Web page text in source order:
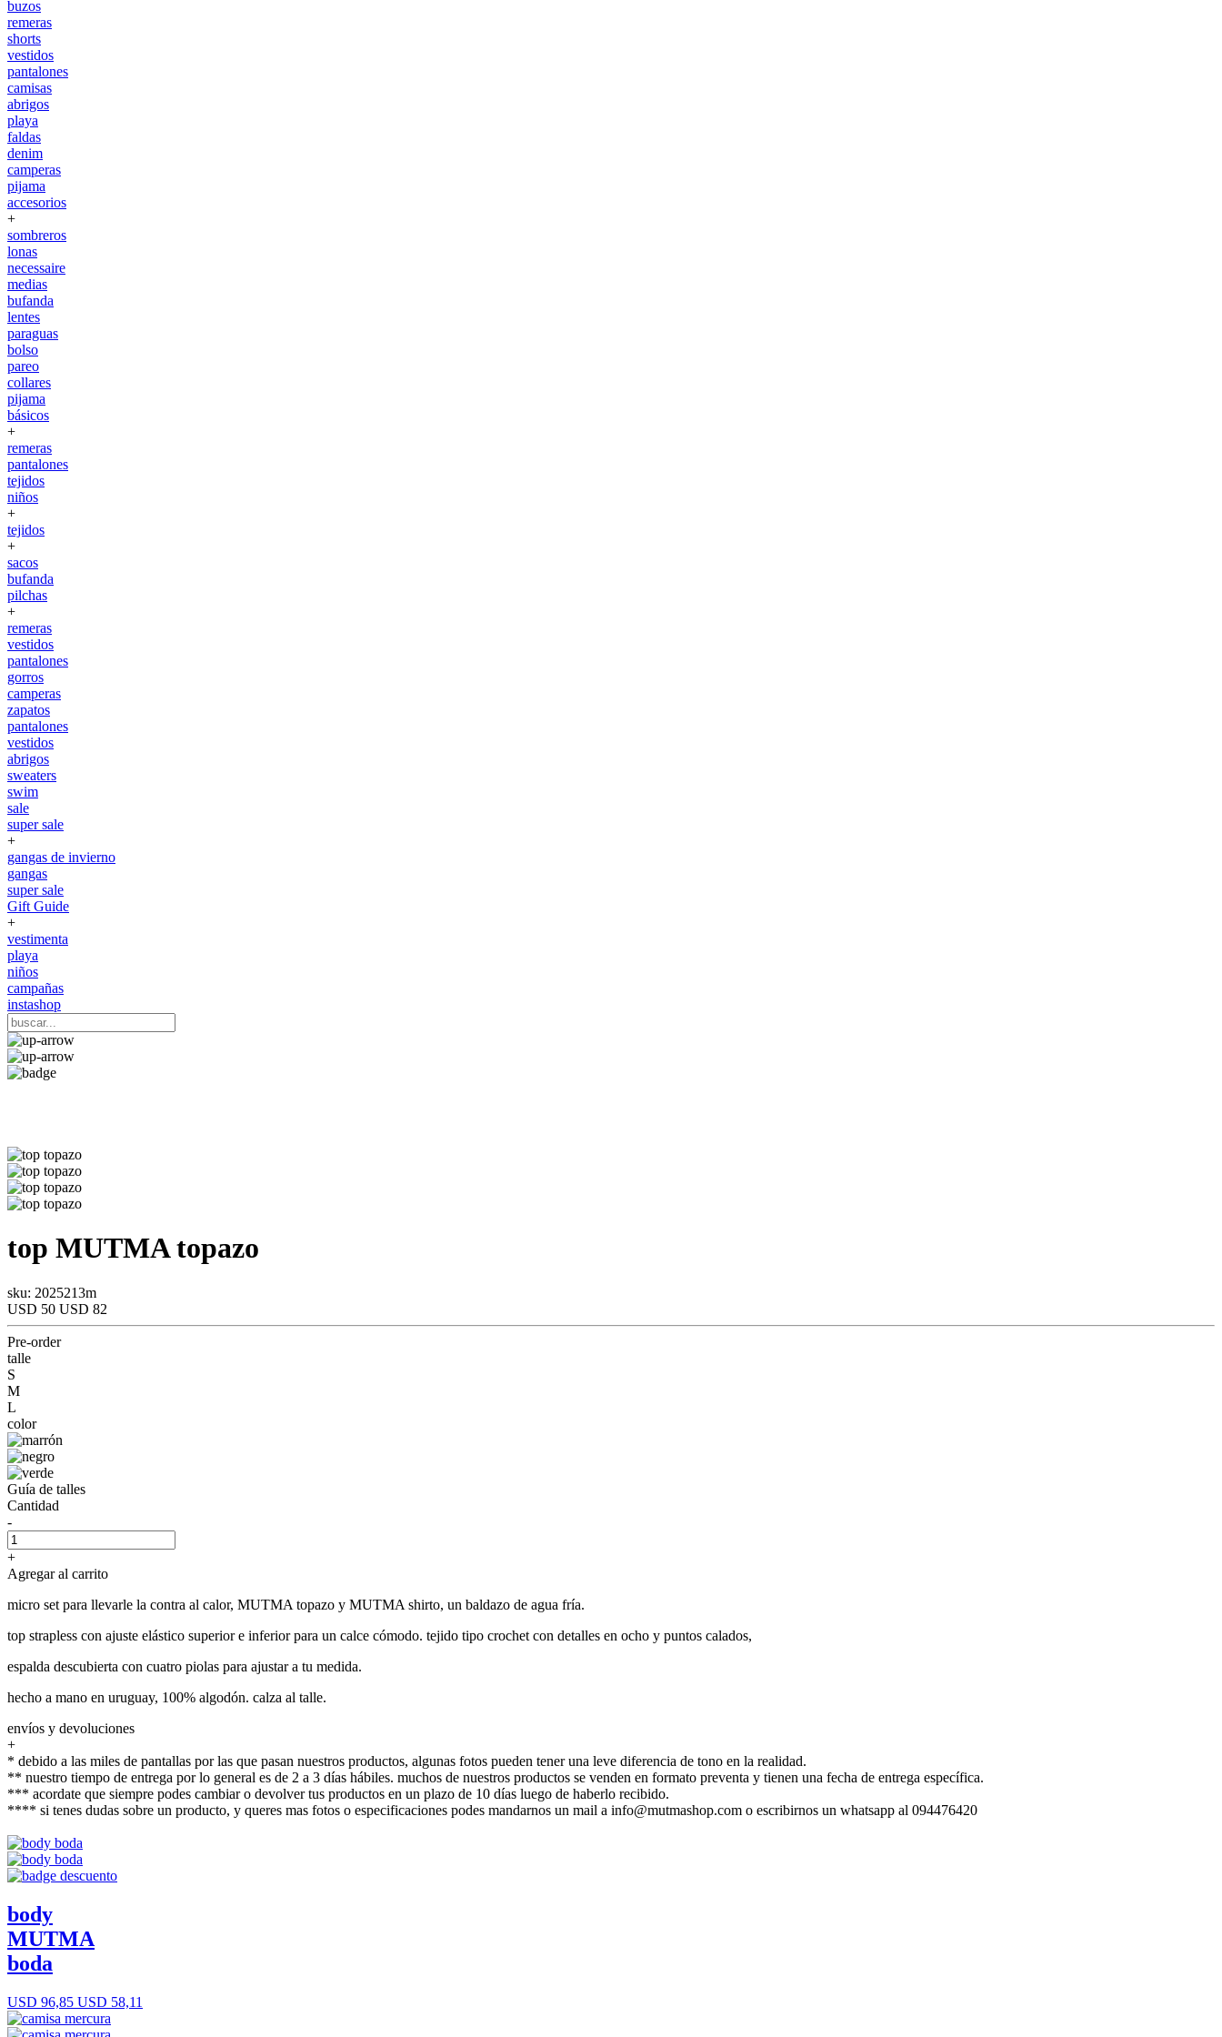
buzos
remeras
shorts
vestidos
pantalones
camisas
abrigos
playa
faldas
denim
camperas
pijama
accesorios
+
sombreros
lonas
necessaire
medias
bufanda
lentes
paraguas
bolso
pareo
collares
pijama
básicos
+
remeras
pantalones
tejidos
niños
+
tejidos
+
sacos
bufanda
pilchas
+
remeras
vestidos
pantalones
gorros
camperas
zapatos
pantalones
vestidos
abrigos
sweaters
swim
sale
super sale
+
gangas de invierno
gangas
super sale
Gift Guide
+
vestimenta
playa
niños
campañas
instashop
top MUTMAtopazo
sku: 2025213m
USD 50 USD 82
Pre-order
talle
S
M
L
color
Guía de talles
Cantidad
-
+
Agregar al carrito
micro set para llevarle la contra al calor, MUTMA topazo y MUTMA shirto, un baldazo de agua fría.
top strapless con ajuste elástico superior e inferior para un calce cómodo. tejido tipo crochet con detalles en ocho y puntos calados,
espalda descubierta con cuatro piolas para ajustar a tu medida.
hecho a mano en uruguay, 100% algodón. calza al talle.
envíos y devoluciones
+
* debido a las miles de pantallas por las que pasan nuestros productos, algunas fotos pueden tener una leve diferencia de tono en la realidad.
** nuestro tiempo de entrega por lo general es de 2 a 3 días hábiles. muchos de nuestros productos se venden en formato preventa y tienen una fecha de entrega específica.
*** acordate que siempre podes cambiar o devolver tus productos en un plazo de 10 días luego de haberlo recibido.
**** si tenes dudas sobre un producto, y queres mas fotos o especificaciones podes mandarnos un mail a info@mutmashop.com o escribirnos un whatsapp al 094476420
body
MUTMA
boda
USD 96,85 USD 58,11